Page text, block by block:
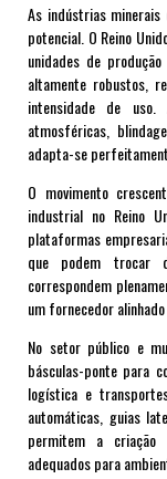
As indústrias
potencial. O Reino
unidades de
altamente robustos,
intensidade de
atmosféricas,
adapta-se
O movimento
industrial no Reino
plataformas
que podem trocar
correspondem
um fornecedor
No setor público e
básculas-ponte para
logística e
automáticas, guias
permitem a criação
adequados para